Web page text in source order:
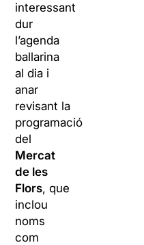
interessant
dur
l’agenda
ballarina
al dia i
anar
revisant la
programació
del
Mercat
de les
Flors, que
inclou
noms
com